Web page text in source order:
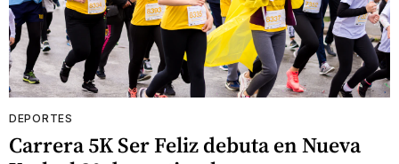
DEPORTES
Carrera 5K Ser Feliz debuta en Nueva